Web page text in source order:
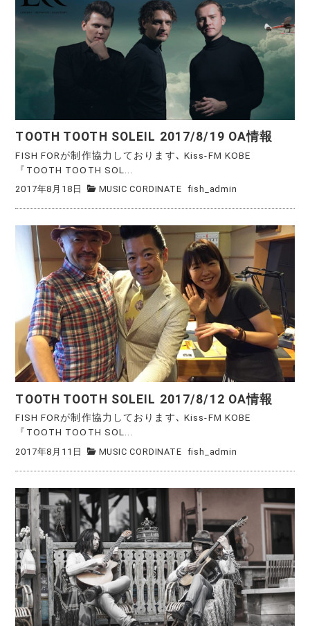
TOOTH TOOTH SOLEIL 2017/8/19 OA情報
FISH FORが制作協力しております､ Kiss-FM KOBE
『TOOTH TOOTH SOL...
2017年8月18日 MUSIC CORDINATE fish_admin
TOOTH TOOTH SOLEIL 2017/8/12 OA情報
FISH FORが制作協力しております､ Kiss-FM KOBE
『TOOTH TOOTH SOL...
2017年8月11日 MUSIC CORDINATE fish_admin